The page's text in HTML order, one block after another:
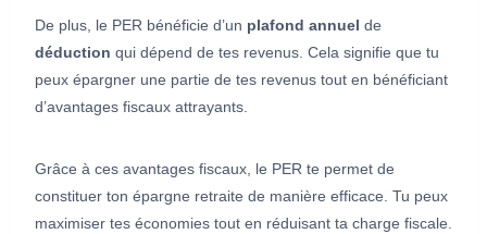
De plus, le PER bénéficie d’un plafond annuel de
déduction qui dépend de tes revenus. Cela signifie que tu
peux épargner une partie de tes revenus tout en bénéficiant
d’avantages fiscaux attrayants.
Grâce à ces avantages fiscaux, le PER te permet de
constituer ton épargne retraite de manière efficace. Tu peux
maximiser tes économies tout en réduisant ta charge fiscale.